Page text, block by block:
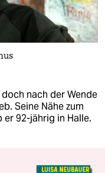
nach der Wende
Seine Nähe zum
er 92-jährig in Halle.